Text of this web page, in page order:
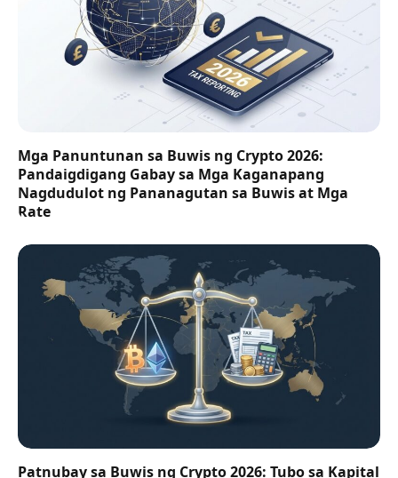
Mga Panuntunan sa Buwis ng Crypto 2026:
Pandaigdigang Gabay sa Mga Kaganapang
Nagdudulot ng Pananagutan sa Buwis at Mga
Rate
Patnubay sa Buwis ng Crypto 2026: Tubo sa Kapital